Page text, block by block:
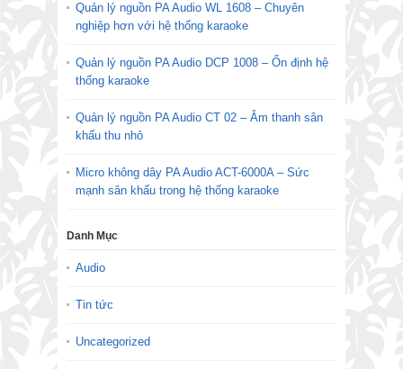
Quản lý nguồn PA Audio WL 1608 – Chuyên
nghiệp hơn với hệ thống karaoke
Quản lý nguồn PA Audio DCP 1008 – Ổn định hệ
thống karaoke
Quản lý nguồn PA Audio CT 02 – Âm thanh sân
khấu thu nhỏ
Micro không dây PA Audio ACT-6000A – Sức
mạnh sân khấu trong hệ thống karaoke
Danh Mục
Audio
Tin tức
Uncategorized